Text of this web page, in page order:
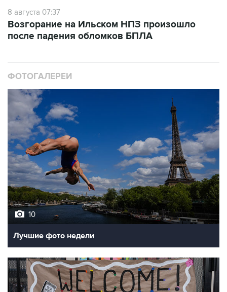
8 августа 07:37
Возгорание на Ильском НПЗ произошло
после падения обломков БПЛА
ФОТОГАЛЕРЕИ
10
Лучшие фото недели